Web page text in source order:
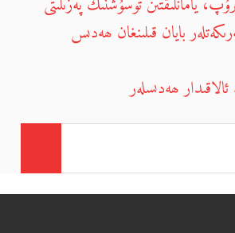
بايان قىلىنغان ھەدىس
ھەدىسلەر